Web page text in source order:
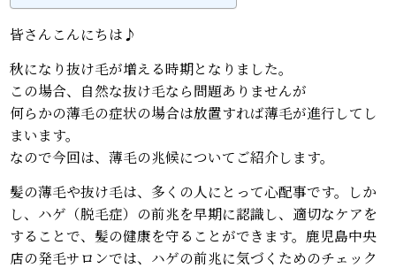
皆さんこんにちは♪
秋になり抜け毛が増える時期となりました。
この場合、自然な抜け毛なら問題ありませんが
何らかの薄毛の症状の場合は放置すれば薄毛が進行してし
まいます。
なので今回は、薄毛の兆候についてご紹介します。
髪の薄毛や抜け毛は、多くの人にとって心配事です。しか
し、ハゲ（脱毛症）の前兆を早期に認識し、適切なケアを
することで、髪の健康を守ることができます。鹿児島中央
店の発毛サロンでは、ハゲの前兆に気づくためのチェック